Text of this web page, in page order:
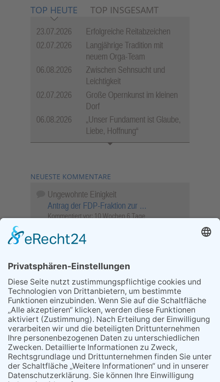
TOP HEUTE TOP INSGESAMT
23.07.2026
Erfolgreiche Reitabzeichen
02.07.2026
Langjährige Tradition mit
neuem Orga-Team
06.08.2026
Zwischen Sehnsucht und
Leichtigkeit
02.07.2026
Große Opernkunst im kleinen
Dorf
06.08.2026
„Unser Fundament ist Glaube,
Liebe, Hoffnung“
NEUESTE KOMMENTARE
Ungewohnte Einigkeit
Antrag der FDP-Fraktion zur …
Kommentiert vor: 10 Wochen 6 Tage
Objekt …
Kommentiert vor: 26 Wochen 17 Stunden
Sperrung für Wassersportler schlägt hohe
Wellen
Sperrung der Stillgewässer
Kommentiert vor:1 Jahr 50 Wochen
Literarischer Rückblick
Alte Schule
Kommentiert vor:3 Jahre 18 Wochen
Abschaltung der Straßenbeleuchtung
Abschaltung der Strassenbeleuchtung
Kommentiert vor:3 Jahre 29 Wochen